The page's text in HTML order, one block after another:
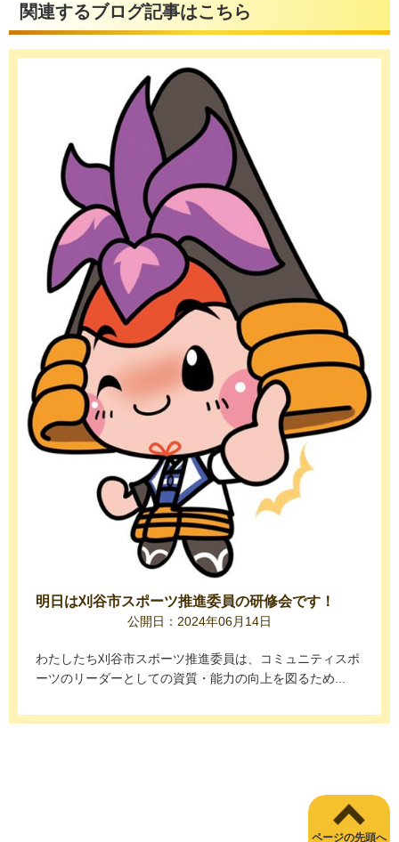
関連するブログ記事はこちら
明日は刈谷市スポーツ推進委員の研修会です！
公開日：2024年06月14日
わたしたち刈谷市スポーツ推進委員は、コミュニティスポ
ーツのリーダーとしての資質・能力の向上を図るため...
ページの先頭へ